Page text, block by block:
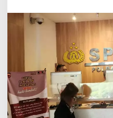
p
k
a
k
e
P
o
l